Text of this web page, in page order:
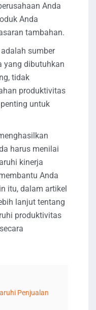
Anda
Anda
tambahan.
sumber
yang dibutuhkan
tidak
produktivitas
untuk
harus menilai
kinerja
Anda
itu, dalam artikel
lanjut tentang
produktivitas
Penjualan